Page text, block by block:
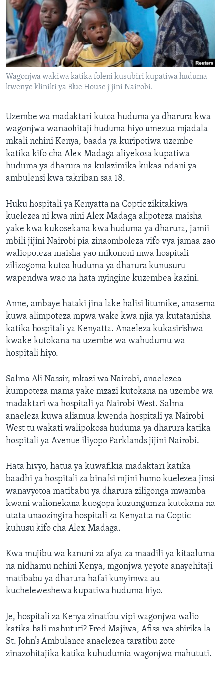
Wagonjwa wakiwa katika foleni kusubiri kupatiwa huduma
kwenye kliniki ya Blue House jijini Nairobi.
Uzembe wa madaktari kutoa huduma ya dharura kwa
wagonjwa wanaohitaji huduma hiyo umezua mjadala
mkali nchini Kenya, baada ya kuripotiwa uzembe
katika kifo cha Alex Madaga aliyekosa kupatiwa
huduma ya dharura na kulazimika kukaa ndani ya
ambulensi kwa takriban saa 18.
Huku hospitali ya Kenyatta na Coptic zikitakiwa
kuelezea ni kwa nini Alex Madaga alipoteza maisha
yake kwa kukosekana kwa huduma ya dharura, jamii
mbili jijini Nairobi pia zinaomboleza vifo vya jamaa zao
waliopoteza maisha yao mikononi mwa hospitali
zilizogoma kutoa huduma ya dharura kunusuru
wapendwa wao na hata nyingine kuzembea kazini.
Anne, ambaye hataki jina lake halisi litumike, anasema
kuwa alimpoteza mpwa wake kwa njia ya kutatanisha
katika hospitali ya Kenyatta. Anaeleza kukasirishwa
kwake kutokana na uzembe wa wahudumu wa
hospitali hiyo.
Salma Ali Nassir, mkazi wa Nairobi, anaelezea
kumpoteza mama yake mzazi kutokana na uzembe wa
madaktari wa hospitali ya Nairobi West. Salma
anaeleza kuwa aliamua kwenda hospitali ya Nairobi
West tu wakati walipokosa huduma ya dharura katika
hospitali ya Avenue iliyopo Parklands jijini Nairobi.
Hata hivyo, hatua ya kuwafikia madaktari katika
baadhi ya hospitali za binafsi mjini humo kuelezea jinsi
wanavyotoa matibabu ya dharura ziligonga mwamba
kwani walionekana kuogopa kuzungumza kutokana na
utata unaozingira hospitali za Kenyatta na Coptic
kuhusu kifo cha Alex Madaga.
Kwa mujibu wa kanuni za afya za maadili ya kitaaluma
na nidhamu nchini Kenya, mgonjwa yeyote anayehitaji
matibabu ya dharura hafai kunyimwa au
kucheleweshewa kupatiwa huduma hiyo.
Je, hospitali za Kenya zinatibu vipi wagonjwa walio
katika hali mahututi? Fred Majiwa, Afisa wa shirika la
St. John’s Ambulance anaelezea taratibu zote
zinazohitajika katika kuhudumia wagonjwa mahututi.